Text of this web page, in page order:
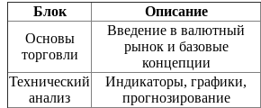
Блок Описание
Основы
торговли
Введение в валютный
рынок и базовые
концепции
Технический
анализ
Индикаторы, графики,
прогнозирование